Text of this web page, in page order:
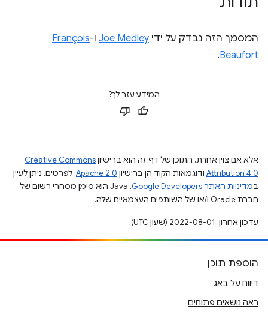
המסמך הזה נבדק על ידי Joe Medley ו-François
Beaufort
.
המידע עזר לך?
אלא אם צוין אחרת, התוכן של דף זה הוא ברישיוןCreative Commons
Attribution 4.0 ודוגמאות הקוד הן ברישיון Apache 2.0. לפרטים, ניתן לעיין
במדיניות האתר Google Developers‏
.‏ Java הוא סימן מסחרי רשום של
חברת Oracle ו/או של השותפים העצמאיים שלה.
עדכון אחרון: 2022-08-01 (שעון UTC).
הוספת תוכן
דיווח על באג
ראה נושאים פתוחים